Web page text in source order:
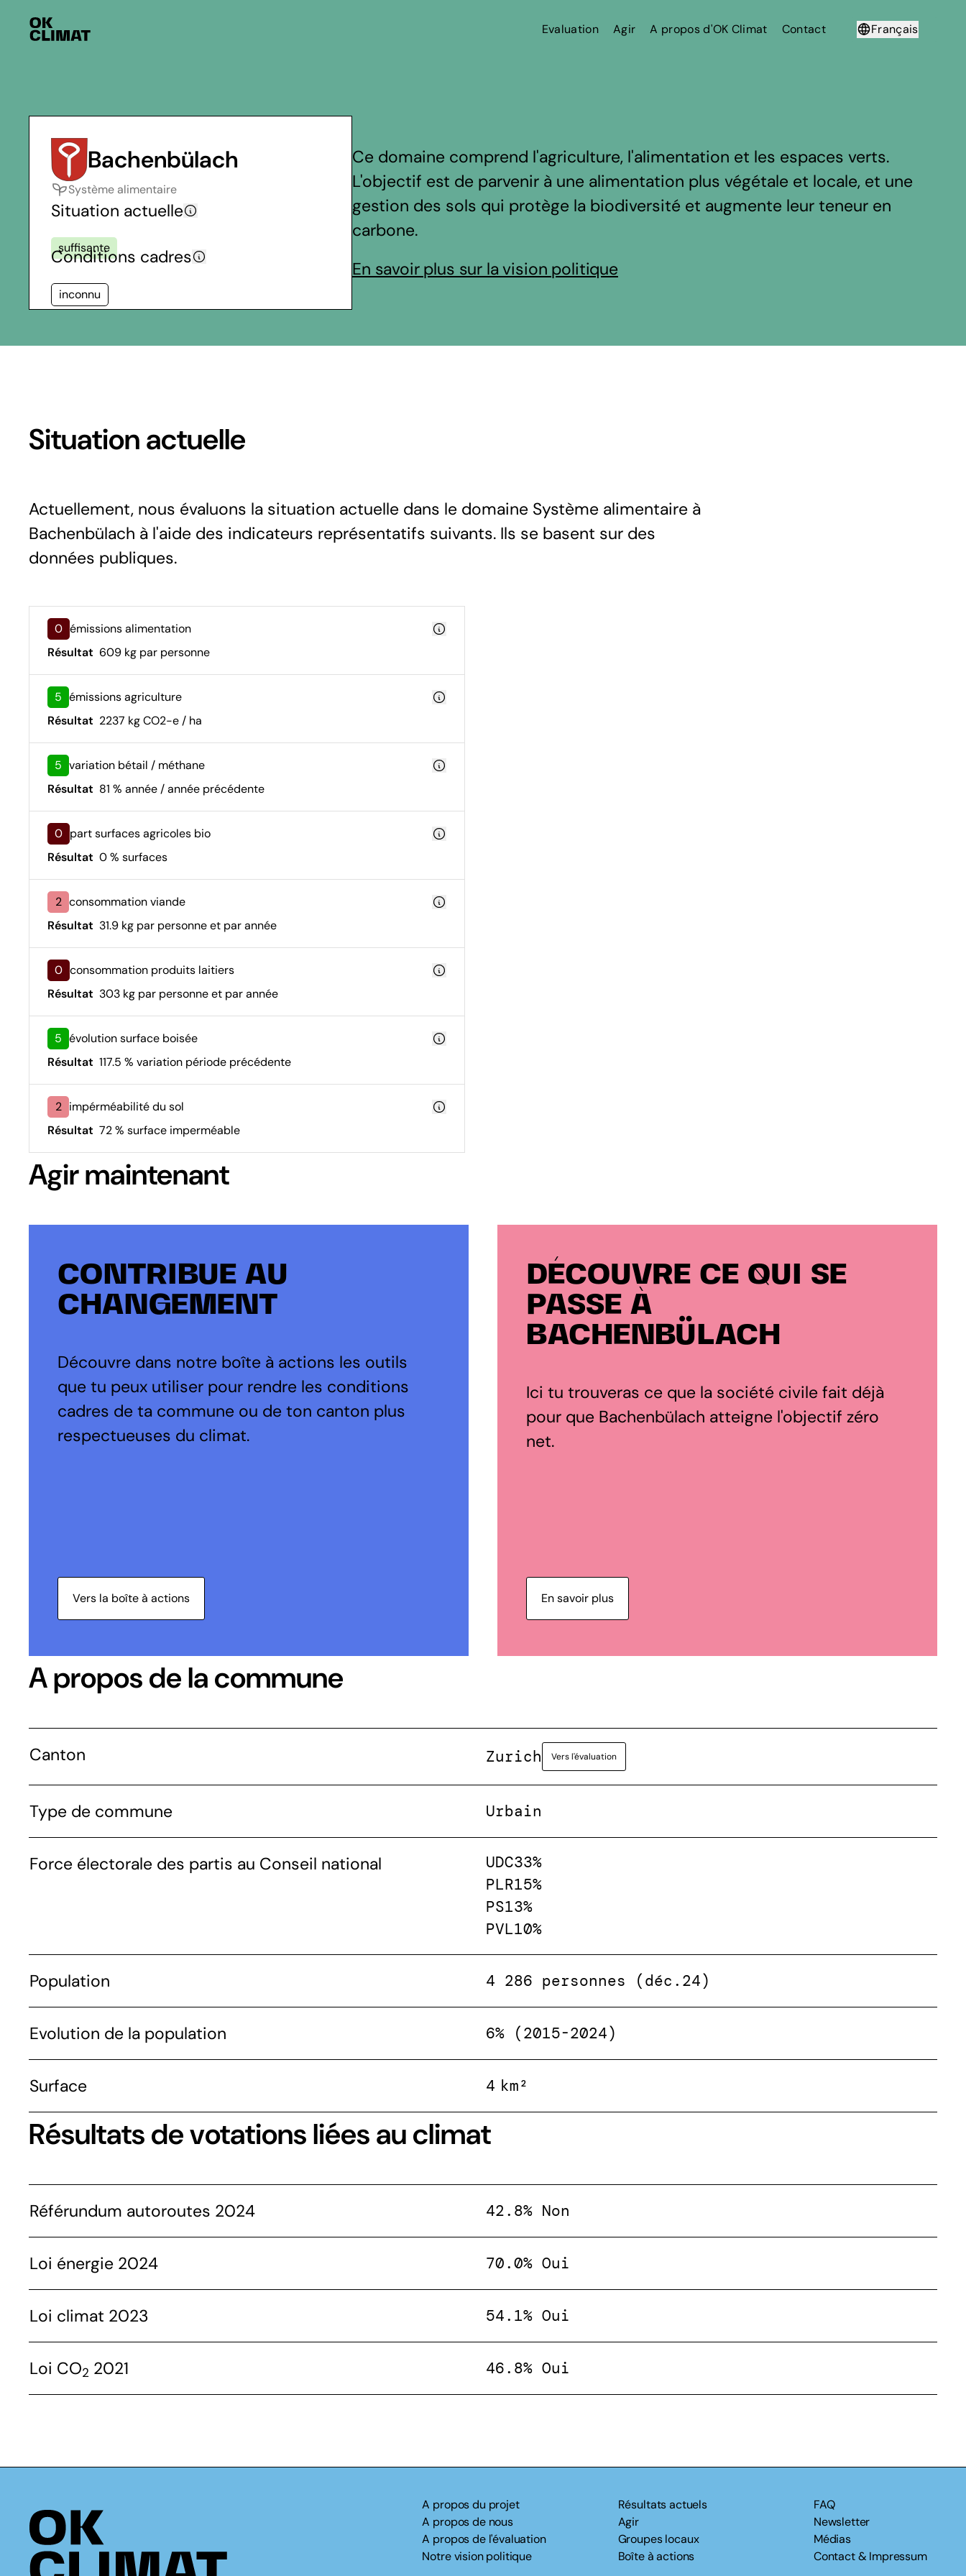
Evaluation Agir A propos d'OK Climat Contact
Français
Bachenbülach
Système alimentaire
Situation actuelle
suffisante
Conditions cadres
inconnu
Ce domaine comprend l'agriculture, l'alimentation et les espaces verts.
L'objectif est de parvenir à une alimentation plus végétale et locale, et une
gestion des sols qui protège la biodiversité et augmente leur teneur en
carbone.
En savoir plus sur la vision politique
Situation actuelle
Actuellement, nous évaluons la situation actuelle dans le domaine Système alimentaire à
Bachenbülach à l'aide des indicateurs représentatifs suivants. Ils se basent sur des
données publiques.
0 émissions alimentation
Résultat 609 kg par personne
5 émissions agriculture
Résultat 2237 kg CO2-e / ha
5 variation bétail / méthane
Résultat 81 % année / année précédente
0 part surfaces agricoles bio
Résultat 0 % surfaces
2 consommation viande
Résultat 31.9 kg par personne et par année
0 consommation produits laitiers
Résultat 303 kg par personne et par année
5 évolution surface boisée
Résultat 117.5 % variation période précédente
2 impérméabilité du sol
Résultat 72 % surface imperméable
Agir maintenant
CONTRIBUE AU
CHANGEMENT
Découvre dans notre boîte à actions les outils
que tu peux utiliser pour rendre les conditions
cadres de ta commune ou de ton canton plus
respectueuses du climat.
Vers la boîte à actions
DÉCOUVRE CE QUI SE
PASSE À
BACHENBÜLACH
Ici tu trouveras ce que la société civile fait déjà
pour que Bachenbülach atteigne l'objectif zéro
net.
En savoir plus
A propos de la commune
Canton Zurich Vers l'évaluation
Type de commune Urbain
Force électorale des partis au Conseil national UDC33%
PLR15%
PS13%
PVL10%
Population 4 286 personnes (déc.24)
Evolution de la population 6% (2015-2024)
Surface 4 km²
Résultats de votations liées au climat
Référundum autoroutes 2024 42.8% Non
Loi énergie 2024 70.0% Oui
Loi climat 2023 54.1% Oui
Loi CO2 2021 46.8% Oui
A propos du projet
A propos de nous
A propos de l'évaluation
Notre vision politique
Résultats actuels
Agir
Groupes locaux
Boîte à actions
FAQ
Newsletter
Médias
Contact & Impressum